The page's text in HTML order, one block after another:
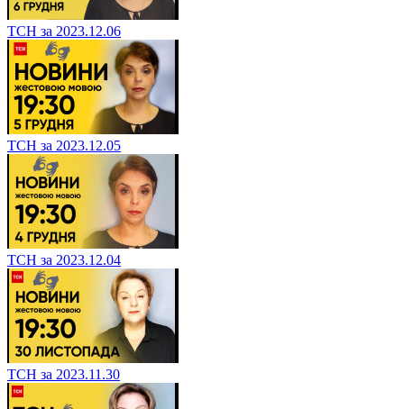
ТСН за 2023.12.06
ТСН за 2023.12.05
ТСН за 2023.12.04
ТСН за 2023.11.30